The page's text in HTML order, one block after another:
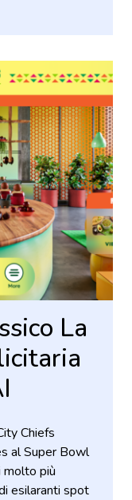
La
Chiefs
al Super Bowl
molto più
esilaranti spot